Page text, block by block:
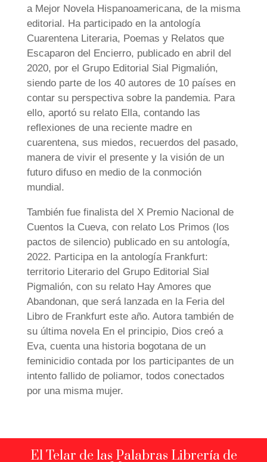
a Mejor Novela Hispanoamericana, de la misma
editorial. Ha participado en la antología
Cuarentena Literaria, Poemas y Relatos que
Escaparon del Encierro, publicado en abril del
2020, por el Grupo Editorial Sial Pigmalión,
siendo parte de los 40 autores de 10 países en
contar su perspectiva sobre la pandemia. Para
ello, aportó su relato Ella, contando las
reflexiones de una reciente madre en
cuarentena, sus miedos, recuerdos del pasado,
manera de vivir el presente y la visión de un
futuro difuso en medio de la conmoción
mundial.
También fue finalista del X Premio Nacional de
Cuentos la Cueva, con relato Los Primos (los
pactos de silencio) publicado en su antología,
2022. Participa en la antología Frankfurt:
territorio Literario del Grupo Editorial Sial
Pigmalión, con su relato Hay Amores que
Abandonan, que será lanzada en la Feria del
Libro de Frankfurt este año. Autora también de
su última novela En el principio, Dios creó a
Eva, cuenta una historia bogotana de un
feminicidio contada por los participantes de un
intento fallido de poliamor, todos conectados
por una misma mujer.
El Telar de las Palabras Librería de